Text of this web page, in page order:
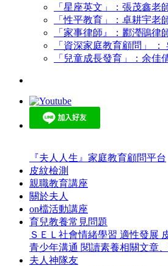
「星座英文」：張茂鑫老
「性平教育」：卓耕宇老
「家事律師』：酈瀅鵑律
「資深家庭教育顧問」
「兒童成長發育」：余佳
『夫人人生』家庭教育顧問平台
皮紋檢測
親職教育講座
關於夫人
on檔活動講座
育兒教養常見問題
ＳＥＬ社會情緒學習 適性發展
青少年溝通 閱讀素養相關文章
夫人神隊友